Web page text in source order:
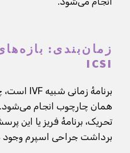
زمان‌بندی:
ICSI
همان چارچوب انجام می‌شود.
تحریک، برنامهٔ فریز یا این
برداشت جراحی اسپرم وجود